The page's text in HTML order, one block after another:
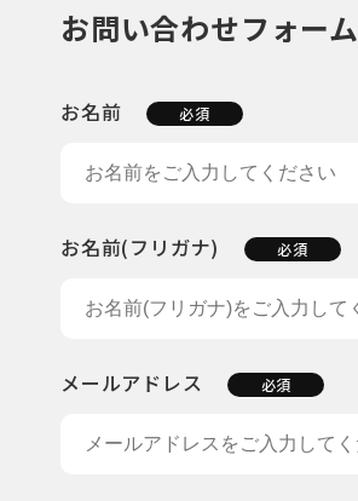
お問い合わせフォーム
お名前 必須
お名前(フリガナ) 必須
メールアドレス 必須